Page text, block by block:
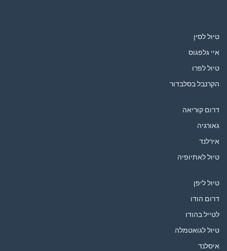
טיול לסין
איי גלפגוס
טיול לפרו
הקרנבל בסלבדור
דרום קוריאה
גאורגיה
אירלנד
טיול לאתיופיה
טיול ליפן
דרום הודו
לטייל בהודו
טיול לגואטמלה
איסלנד